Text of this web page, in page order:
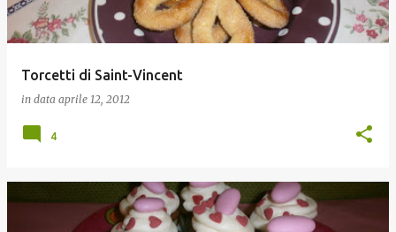
Torcetti di Saint-Vincent
in data aprile 12, 2012
4